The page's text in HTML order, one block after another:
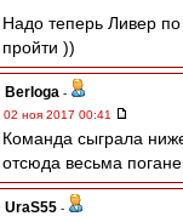
Надо теперь Ливер
пройти ))
Berloga -
02 ноя 2017 00:41
Команда сыграла
отсюда весьма
UraS55 -